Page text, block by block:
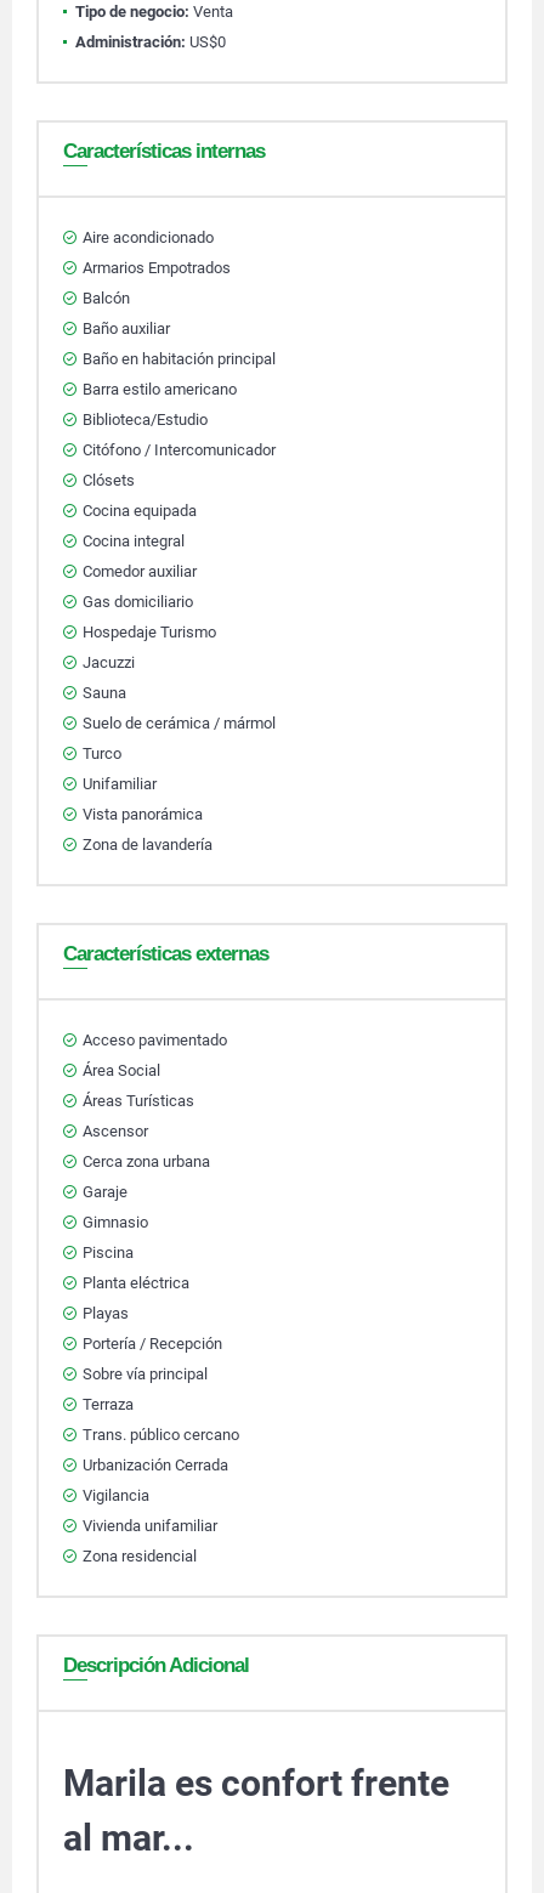
Tipo de negocio: Venta
Administración: US$0
Características internas
Aire acondicionado
Armarios Empotrados
Balcón
Baño auxiliar
Baño en habitación principal
Barra estilo americano
Biblioteca/Estudio
Citófono / Intercomunicador
Clósets
Cocina equipada
Cocina integral
Comedor auxiliar
Gas domiciliario
Hospedaje Turismo
Jacuzzi
Sauna
Suelo de cerámica / mármol
Turco
Unifamiliar
Vista panorámica
Zona de lavandería
Características externas
Acceso pavimentado
Área Social
Áreas Turísticas
Ascensor
Cerca zona urbana
Garaje
Gimnasio
Piscina
Planta eléctrica
Playas
Portería / Recepción
Sobre vía principal
Terraza
Trans. público cercano
Urbanización Cerrada
Vigilancia
Vivienda unifamiliar
Zona residencial
Descripción Adicional
Marila es confort frente
al mar...